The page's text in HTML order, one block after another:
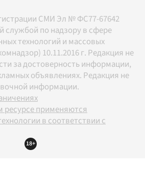
СМИ Эл № ФС77-67642
службой по надзору в сфере
технологий и массовых
10.11.2016 г. Редакция не
за достоверность информации,
объявлениях. Редакция не
информации.
применяются
в соответствии с
18+